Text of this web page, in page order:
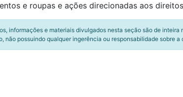
e roupas e ações direcionadas aos
informações e materiais divulgados nesta seção são de
não possuindo qualquer ingerência ou responsabilidade sobre